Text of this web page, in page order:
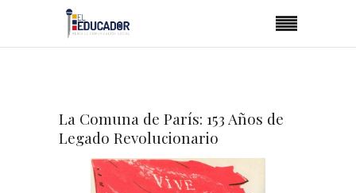
La Comuna de París: 153 Años de
Legado Revolucionario